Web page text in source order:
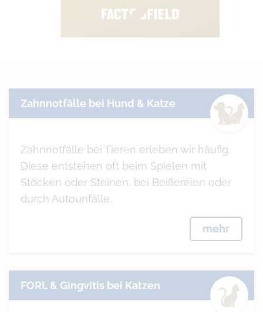
Zahnnotfälle bei Hund & Katze
Zahnnotfälle bei Tieren erleben wir häufig.
Diese entstehen oft beim Spielen mit
Stöcken oder Steinen, bei Beißereien oder
durch Autounfälle.
mehr
FORL & Gingvitis bei Katzen